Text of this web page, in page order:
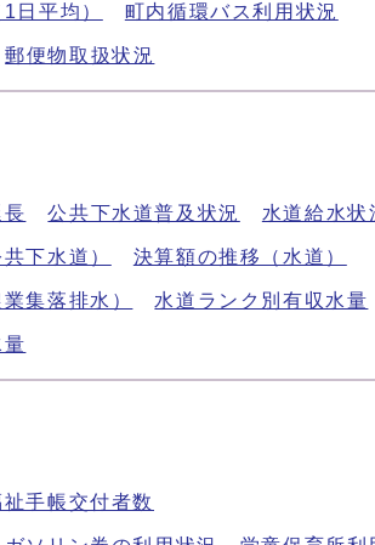
日平均） 町内循環バス利用状況
郵便物取扱状況
公共下水道普及状況 水道給水状
下水道） 決算額の推移（水道）
集落排水） 水道ランク別有収水量
手帳交付者数